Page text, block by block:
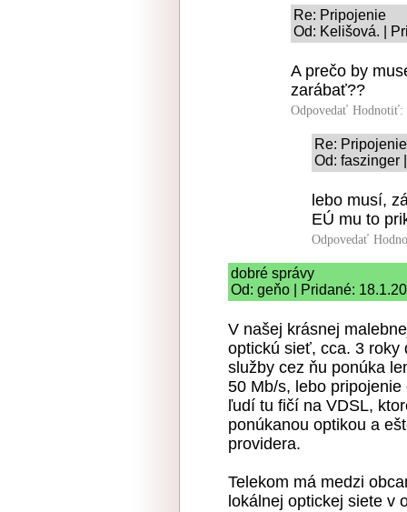
Re: Pripojenie
Od: Kelišová. |
A prečo by
zarábať??
Odpovedať Hodnotiť:
Re: Pripojenie
Od: faszinger
lebo musí,
EÚ mu to
Odpovedať
dobré správy
Od: geňo | Pridané:
V našej krásnej
optickú sieť, cca. 3 roky
služby cez ňu ponúka
50 Mb/s, lebo
ľudí tu fičí na VDSL,
ponúkanou optikou a
providera.
Telekom má medzi
lokálnej optickej siete v